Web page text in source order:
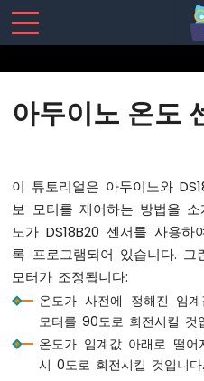
아
노
소
프
트
웨
설
아
아두이노 온도
이 튜토리얼은 아두이노와
보 모터를 제어하는 방법을
노가 DS18B20 센서를 사용
록 프로그램되어 있습니다.
모터가 조정됩니다:
온도가 사전에 정해진 임
모터를 90도로 회전시킬 것
온도가 임계값 아래로 떨
시 0도로 회전시킬 것입니다.